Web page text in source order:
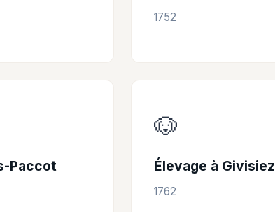
1752
Paccot
🐶
Élevage à Givisiez
1762